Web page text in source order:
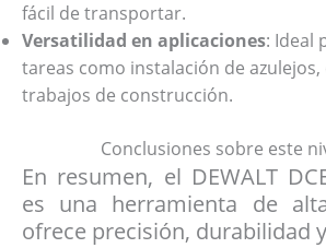
fácil de transportar.
Versatilidad en aplicaciones: Ideal
tareas como instalación de
trabajos de construcción.
Conclusiones sobre este
En resumen, el DEWALT
es una herramienta de
ofrece precisión, durabilidad